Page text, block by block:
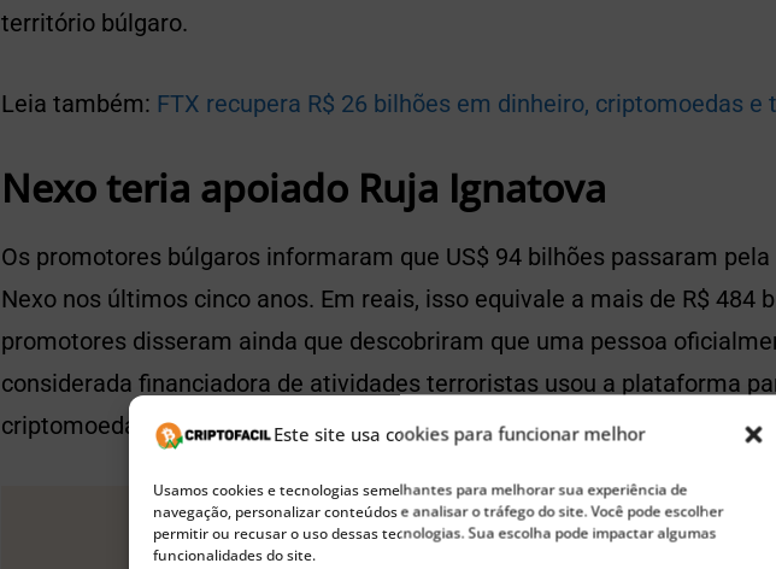
Este site usa cookies para funcionar melhor
Usamos cookies e tecnologias semelhantes para melhorar sua experiência de
navegação, personalizar conteúdos e analisar o tráfego do site. Você pode escolher
permitir ou recusar o uso dessas tecnologias. Sua escolha pode impactar algumas
funcionalidades do site.
território búlgaro.
Leia também: FTX recupera R$ 26 bilhões em dinheiro, criptomoedas e
Nexo teria apoiado Ruja Ignatova
Os promotores búlgaros informaram que US$ 94 bilhões passaram
Nexo nos últimos cinco anos. Em reais, isso equivale a mais de R$ 484
promotores disseram ainda que descobriram que uma pessoa
considerada financiadora de atividades terroristas usou a plataforma
criptomoedas.
🚀 Buscando a próxima moeda 100x?